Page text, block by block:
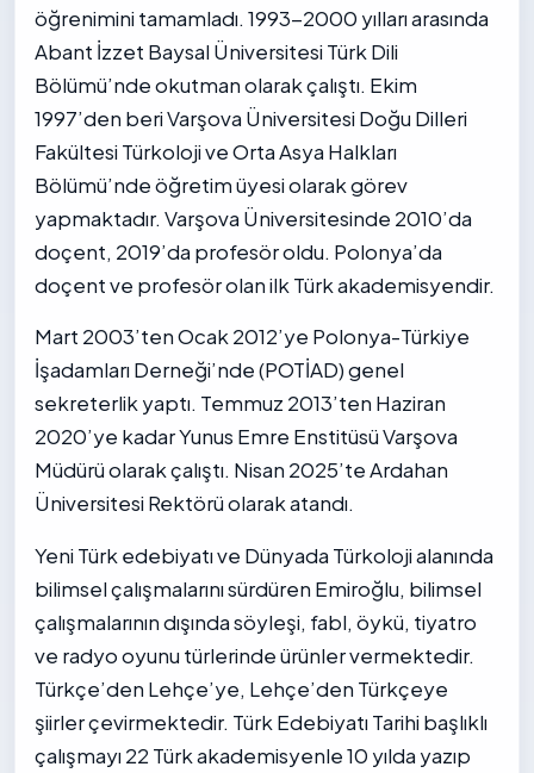
öğrenimini tamamladı. 1993-2000 yılları arasında
Abant İzzet Baysal Üniversitesi Türk Dili
Bölümü’nde okutman olarak çalıştı. Ekim
1997’den beri Varşova Üniversitesi Doğu Dilleri
Fakültesi Türkoloji ve Orta Asya Halkları
Bölümü’nde öğretim üyesi olarak görev
yapmaktadır. Varşova Üniversitesinde 2010’da
doçent, 2019’da profesör oldu. Polonya’da
doçent ve profesör olan ilk Türk akademisyendir.
Mart 2003’ten Ocak 2012’ye Polonya-Türkiye
İşadamları Derneği’nde (POTİAD) genel
sekreterlik yaptı. Temmuz 2013’ten Haziran
2020’ye kadar Yunus Emre Enstitüsü Varşova
Müdürü olarak çalıştı. Nisan 2025’te Ardahan
Üniversitesi Rektörü olarak atandı.
Yeni Türk edebiyatı ve Dünyada Türkoloji alanında
bilimsel çalışmalarını sürdüren Emiroğlu, bilimsel
çalışmalarının dışında söyleşi, fabl, öykü, tiyatro
ve radyo oyunu türlerinde ürünler vermektedir.
Türkçe’den Lehçe’ye, Lehçe’den Türkçeye
şiirler çevirmektedir. Türk Edebiyatı Tarihi başlıklı
çalışmayı 22 Türk akademisyenle 10 yılda yazıp